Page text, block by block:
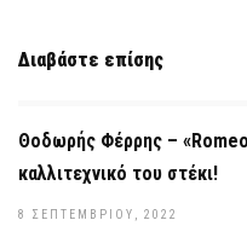
Διαβάστε επίσης
Θοδωρής Φέρρης –
καλλιτεχνικό του στέκι!
8 ΣΕΠΤΕΜΒΡΊΟΥ, 2022